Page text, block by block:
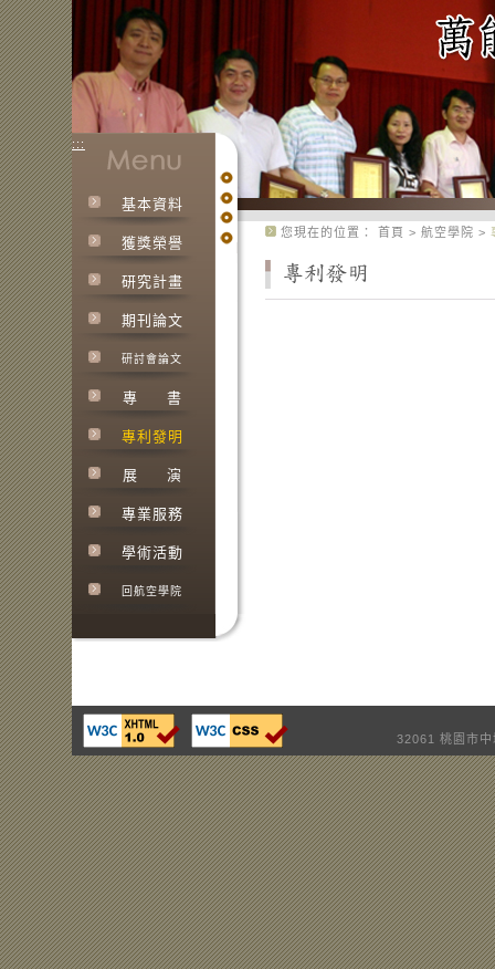
:::
基本資料
獲獎榮譽
研究計畫
期刊論文
研討會論文
專 書
專利發明
展 演
專業服務
學術活動
回航空學院
您現在的位置： 首頁 > 航空學院 >
32061 桃園市